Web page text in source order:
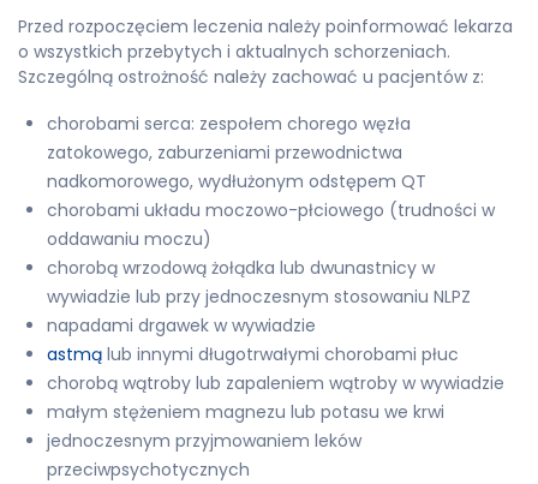
Przed rozpoczęciem leczenia należy poinformować lekarza
o wszystkich przebytych i aktualnych schorzeniach.
Szczególną ostrożność należy zachować u pacjentów z:
chorobami serca: zespołem chorego węzła
zatokowego, zaburzeniami przewodnictwa
nadkomorowego, wydłużonym odstępem QT
chorobami układu moczowo-płciowego (trudności w
oddawaniu moczu)
chorobą wrzodową żołądka lub dwunastnicy w
wywiadzie lub przy jednoczesnym stosowaniu NLPZ
napadami drgawek w wywiadzie
astmą lub innymi długotrwałymi chorobami płuc
chorobą wątroby lub zapaleniem wątroby w wywiadzie
małym stężeniem magnezu lub potasu we krwi
jednoczesnym przyjmowaniem leków
przeciwpsychotycznych